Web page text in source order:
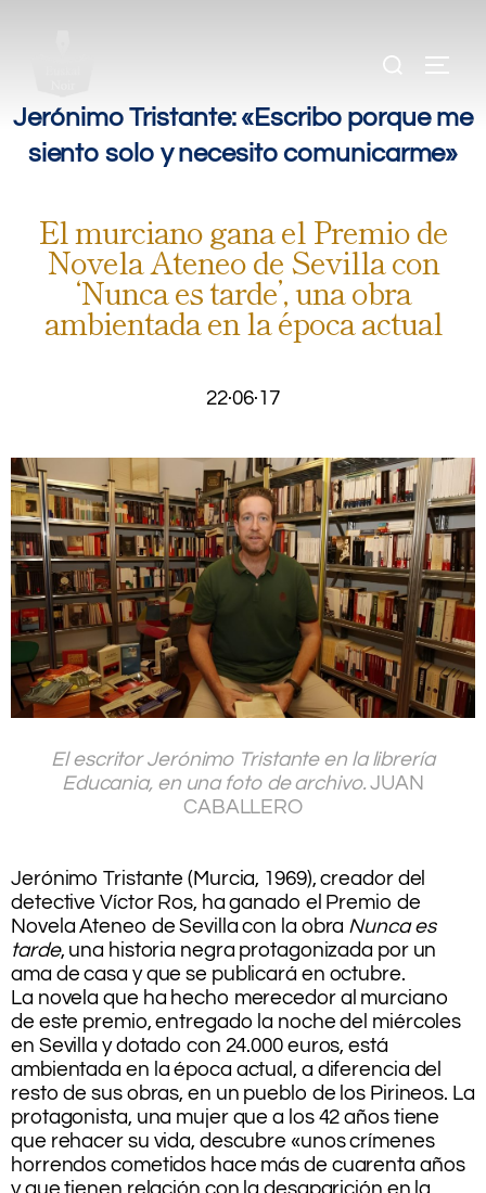
Jerónimo Tristante: «Escribo porque me
siento solo y necesito comunicarme»
El murciano gana el Premio de
Novela Ateneo de Sevilla con
‘Nunca es tarde’, una obra
ambientada en la época actual
22·06·17
El escritor Jerónimo Tristante en la librería
Educania, en una foto de archivo. JUAN
CABALLERO
Jerónimo Tristante (Murcia, 1969), creador del
detective Víctor Ros, ha ganado el Premio de
Novela Ateneo de Sevilla con la obra Nunca es
tarde, una historia negra protagonizada por un
ama de casa y que se publicará en octubre.
La novela que ha hecho merecedor al murciano
de este premio, entregado la noche del miércoles
en Sevilla y dotado con 24.000 euros, está
ambientada en la época actual, a diferencia del
resto de sus obras, en un pueblo de los Pirineos. La
protagonista, una mujer que a los 42 años tiene
que rehacer su vida, descubre «unos crímenes
horrendos cometidos hace más de cuarenta años